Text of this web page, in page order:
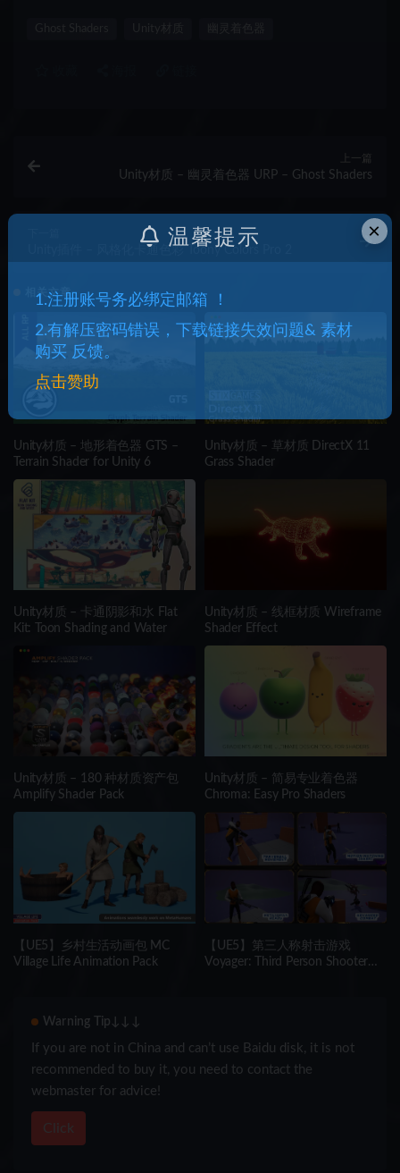
上一篇
Unity材质 – 幽灵着色器 URP – Ghost Shaders
Unity插件 – 风格化卡通色彩 Toony Colors Pro 2
相关文章
Unity材质 – 地形着色器 GTS –
Terrain Shader for Unity 6
Unity材质 – 草材质 DirectX 11
Grass Shader
Unity材质 – 卡通阴影和水 Flat
Kit: Toon Shading and Water
Unity材质 – 线框材质 Wireframe
Shader Effect
Unity材质 – 180 种材质资产包
Amplify Shader Pack
Unity材质 – 简易专业着色器
Chroma: Easy Pro Shaders
【UE5】乡村生活动画包 MC
Village Life Animation Pack
【UE5】第三人称射击游戏
Voyager: Third Person Shooter
Warning Tip↓↓↓
If you are not in China and can’t use Baidu disk, it is not
recommended to buy it, you need to contact the
webmaster for advice!
Click
×
温馨提示
1.注册账号务必绑定邮箱 ！
2.有解压密码错误，下载链接失效问题& 素材
购买 反馈。
点击赞助